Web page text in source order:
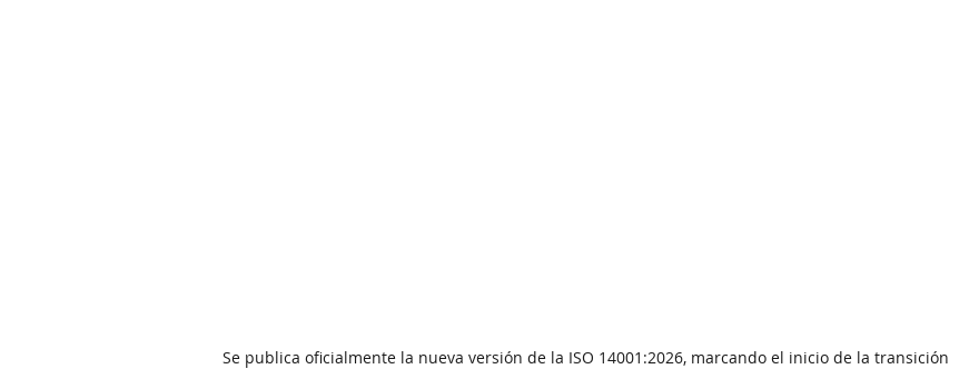
Se publica oficialmente la nueva versión de la ISO 14001:2026, marcando el inicio de la transición